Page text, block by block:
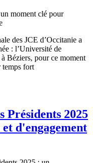
des JCE d’Occitanie a
: l’Université de
Béziers, pour ce moment
temps fort
Présidents 2025
d'engagement